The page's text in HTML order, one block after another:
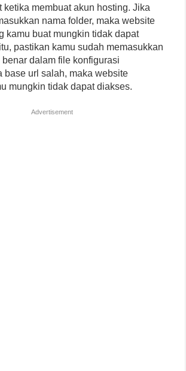
ketika membuat akun hosting. Jika
nama folder, maka website
kamu buat mungkin tidak dapat
pastikan kamu sudah memasukkan
dalam file konfigurasi
base url salah, maka website
mungkin tidak dapat diakses.
Advertisement